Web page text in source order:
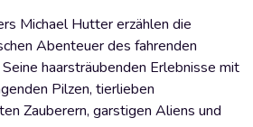
Michael Hutter erzählen die
Abenteuer des fahrenden
haarsträubenden Erlebnisse mit
Pilzen, tierlieben
Zauberern, garstigen Aliens und